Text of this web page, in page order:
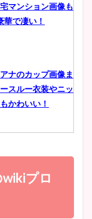
ってた時の体重が
ww原因や痩せたダ
ナのカップ画像ま
や水着姿に年齢も
アナのニット画像
マンション画像も
華で凄い！
ナのカップ画像ま
スルー衣装やニッ
もかわいい！
のカップ画像まと
脚でニット衣装も
かわいい！
プロ